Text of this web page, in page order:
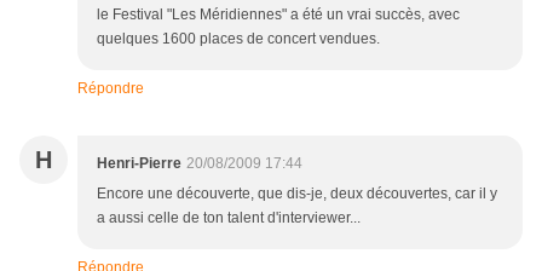
le Festival "Les Méridiennes" a été un vrai succès, avec
quelques 1600 places de concert vendues.
Répondre
H Henri-Pierre 20/08/2009 17:44
Encore une découverte, que dis-je, deux découvertes, car il y
a aussi celle de ton talent d'interviewer...
Répondre